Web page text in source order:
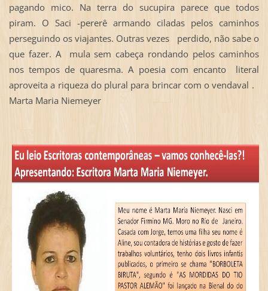
pagando mico. Na terra do sucupira parece que todos
piram. O Saci -pererê armando ciladas pelos caminhos
perseguindo os viajantes. Outras vezes perdido, não sabe o
que fazer. A mula sem cabeça rondando pelos caminhos
nos tempos de quaresma. A poesia com encanto literal
aproveita a riqueza do plural para brincar com o vendaval .
Marta Maria Niemeyer